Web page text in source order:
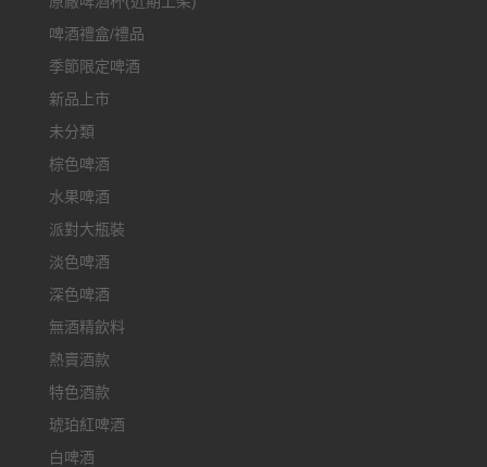
啤酒禮盒/禮品
季節限定啤酒
新品上市
未分類
棕色啤酒
水果啤酒
派對大瓶裝
淡色啤酒
深色啤酒
無酒精飲料
熱賣酒款
特色酒款
琥珀紅啤酒
白啤酒